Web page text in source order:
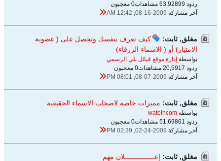
ردود 99
63,928 مشاهدات
0 معجبون
آخر مشاركة 08-16-2009, 12:42 AM
مغلق, ثابت:
كيف تعرف بنفسك وتحصل على ( عضوية
الامتياز) أو ( الاسماء الزرقاء)
بواسطة إدارة موقع قبائل بلي الرسمي
ردود 7
20,591 مشاهدات
0 معجبون
آخر مشاركة 08-07-2009, 08:01 PM
مغلق, ثابت: مميزات خاصة لاصحاب الاسماء الحقيقية
بواسطة wateincom
ردود 61
51,698 مشاهدات
0 معجبون
آخر مشاركة 02-24-2009, 02:39 PM
مغلق, ثابت: إعـــــــــــــــلان مهم